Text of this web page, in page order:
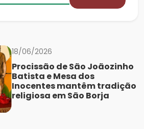
18/06/2026
Procissão de São Joãozinho
Batista e Mesa dos
Inocentes mantêm tradição
religiosa em São Borja